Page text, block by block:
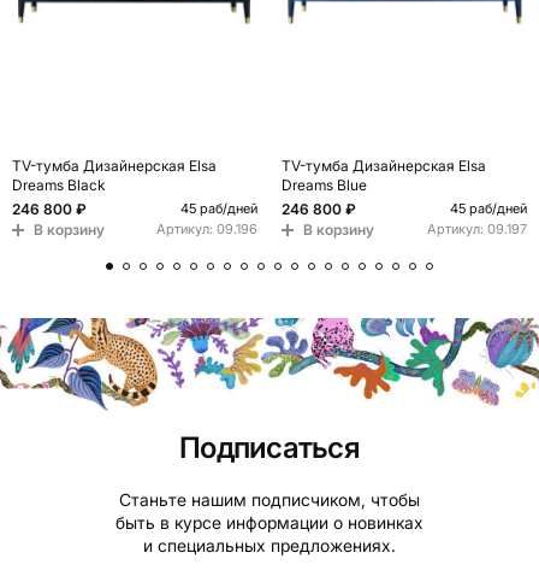
TV-тумба Дизайнерская Elsa
Dreams Black
246 800 ₽
45 раб/дней
В корзину Артикул: 09.196
TV-тумба Дизайнерская Elsa
Dreams Blue
246 800 ₽
45 раб/дней
В корзину Артикул: 09.197
Подписаться
Станьте нашим подписчиком, чтобы
быть в курсе информации о новинках
и специальных предложениях.